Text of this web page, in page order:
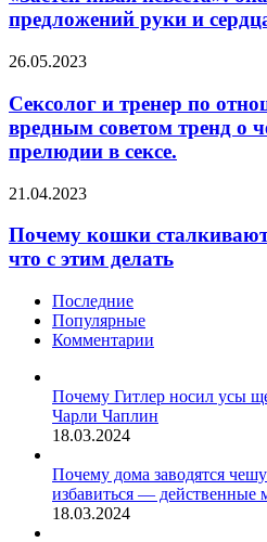
65
руки
сердца
предложений руки и
Cексолог
тренер
по
отношениям
назвала
советом
четырехминутной
26.05.2023
Cексолог и тренер по
вредным советом тренд о
прелюдии в сексе.
Почему
сталкивают
предметы
со
делать
21.04.2023
Почему кошки
что с этим делать
Последние
Популярные
Комментарии
Почему Гитлер носил усы
Чарли Чаплин
18.03.2024
Почему дома заводятся
избавиться — действенные
18.03.2024